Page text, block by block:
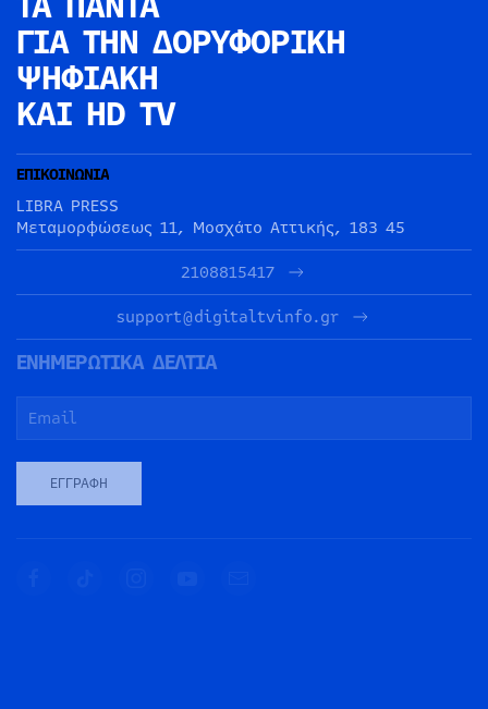
ΓΙΑ ΤΗΝ ΔΟΡΥΦΟΡΙΚΗ
ΨΗΦΙΑΚΗ
ΚΑΙ HD TV
ΕΠΙΚΟΙΝΩΝΙΑ
LIBRA PRESS
Μεταμορφώσεως 11, Μοσχάτο Αττικής, 183 45
2108815417
support@digitaltvinfo.gr
ΕΝΗΜΕΡΩΤΙΚΑ ΔΕΛΤΙΑ
ΕΓΓΡΑΦΉ